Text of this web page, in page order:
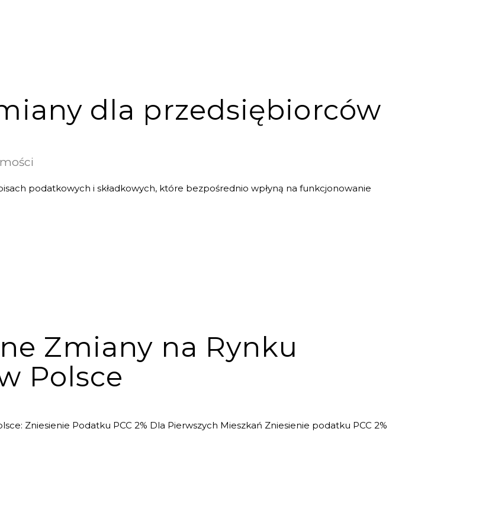
dla przedsiębiorców
podatkowych i składkowych, które bezpośrednio wpłyną na funkcjonowanie
Zmiany na Rynku
Polsce
Zniesienie Podatku PCC 2% Dla Pierwszych Mieszkań Zniesienie podatku PCC 2%